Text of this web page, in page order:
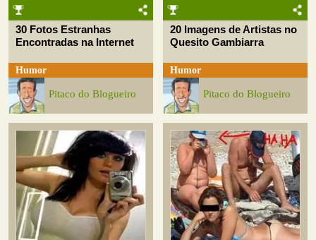
30 Fotos Estranhas
Encontradas na Internet
Humor
Pitaco do Blogueiro
20 Imagens de Artistas no
Quesito Gambiarra
Humor
Pitaco do Blogueiro